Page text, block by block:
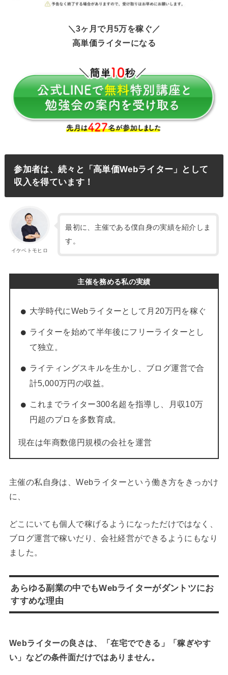
＼3ヶ月で月5万を稼ぐ／
高単価ライターになる
参加者は、続々と「高単価Webライター」として
収入を得ています！
イケベトモヒロ
最初に、主催である僕自身の実績を紹介しま
す。
主催を務める私の実績
大学時代にWebライターとして月20万円を稼ぐ
ライターを始めて半年後にフリーライターとし
て独立。
ライティングスキルを生かし、ブログ運営で合
計5,000万円の収益。
これまでライター300名超を指導し、月収10万
円超のプロを多数育成。
現在は年商数億円規模の会社を運営
主催の私自身は、Webライターという働き方をきっかけ
に、
どこにいても個人で稼げるようになっただけではなく、
ブログ運営で稼いだり、会社経営ができるようにもなり
ました。
あらゆる副業の中でもWebライターがダントツにお
すすめな理由
Webライターの良さは、「在宅でできる」「稼ぎやす
い」などの条件面だけではありません。